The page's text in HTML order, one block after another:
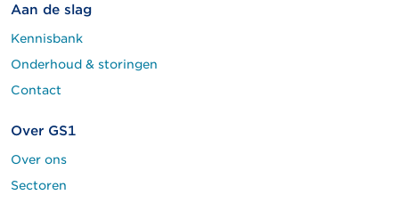
Aan de slag
Kennisbank
Onderhoud & storingen
Contact
Over GS1
Over ons
Sectoren